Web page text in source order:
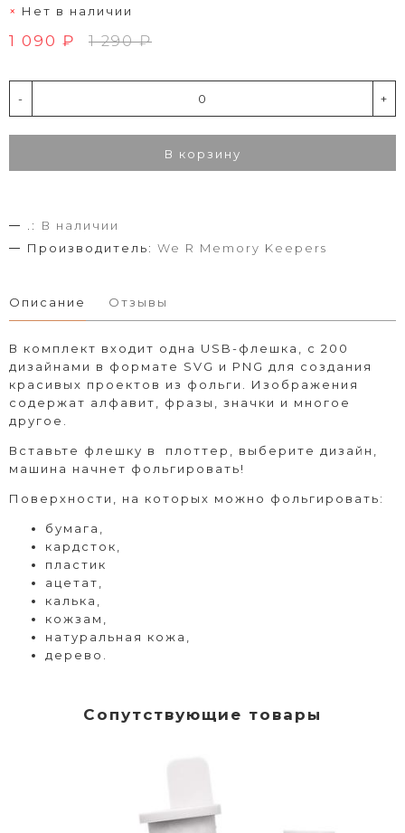
Нет в наличии
1 090 ₽ 1 290 ₽
- +
В корзину
.:
В наличии
Производитель: We R Memory Keepers
Описание Отзывы
В комплект входит одна USB-флешка, с 200
дизайнами в формате SVG и PNG для создания
красивых проектов из фольги. Изображения
содержат алфавит, фразы, значки и многое
другое.
Вставьте флешку в плоттер, выберите дизайн,
машина начнет фольгировать!
Поверхности, на которых можно фольгировать:
бумага,
кардсток,
пластик
ацетат,
калька,
кожзам,
натуральная кожа,
дерево.
Сопутствующие товары